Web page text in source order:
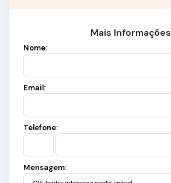
Mais Informações
Nome:
Email:
Telefone:
Mensagem: